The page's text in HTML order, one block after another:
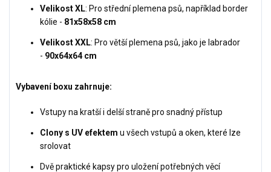
Velikost XL: Pro střední plemena psů, například border
kólie - 81x58x58 cm
Velikost XXL: Pro větší plemena psů, jako je labrador
- 90x64x64 cm
Vybavení boxu zahrnuje:
Vstupy na kratší i delší straně pro snadný přístup
Clony s UV efektem u všech vstupů a oken, které lze
srolovat
Dvě praktické kapsy pro uložení potřebných věcí